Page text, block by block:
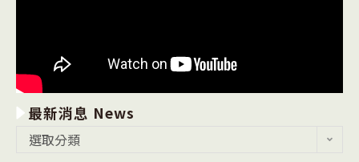
最新消息 News
選取分類